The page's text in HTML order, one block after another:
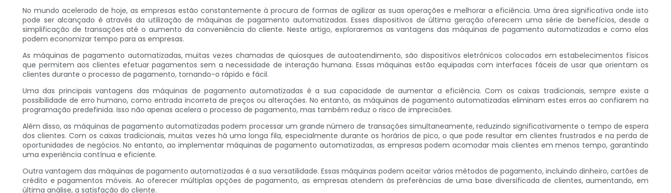
No mundo acelerado de hoje, as empresas estão constantemente à procura de formas de agilizar as suas operações e melhorar a eficiência. Uma área significativa onde isto
pode ser alcançado é através da utilização de máquinas de pagamento automatizadas. Esses dispositivos de última geração oferecem uma série de benefícios, desde a
simplificação de transações até o aumento da conveniência do cliente. Neste artigo, exploraremos as vantagens das máquinas de pagamento automatizadas e como elas
podem economizar tempo para as empresas.
As máquinas de pagamento automatizadas, muitas vezes chamadas de quiosques de autoatendimento, são dispositivos eletrônicos colocados em estabelecimentos físicos
que permitem aos clientes efetuar pagamentos sem a necessidade de interação humana. Essas máquinas estão equipadas com interfaces fáceis de usar que orientam os
clientes durante o processo de pagamento, tornando-o rápido e fácil.
Uma das principais vantagens das máquinas de pagamento automatizadas é a sua capacidade de aumentar a eficiência. Com os caixas tradicionais, sempre existe a
possibilidade de erro humano, como entrada incorreta de preços ou alterações. No entanto, as máquinas de pagamento automatizadas eliminam estes erros ao confiarem na
programação predefinida. Isso não apenas acelera o processo de pagamento, mas também reduz o risco de imprecisões.
Além disso, as máquinas de pagamento automatizadas podem processar um grande número de transações simultaneamente, reduzindo significativamente o tempo de espera
dos clientes. Com os caixas tradicionais, muitas vezes há uma longa fila, especialmente durante os horários de pico, o que pode resultar em clientes frustrados e na perda de
oportunidades de negócios. No entanto, ao implementar máquinas de pagamento automatizadas, as empresas podem acomodar mais clientes em menos tempo, garantindo
uma experiência contínua e eficiente.
Outra vantagem das máquinas de pagamento automatizadas é a sua versatilidade. Essas máquinas podem aceitar vários métodos de pagamento, incluindo dinheiro, cartões de
crédito e pagamentos móveis. Ao oferecer múltiplas opções de pagamento, as empresas atendem às preferências de uma base diversificada de clientes, aumentando, em
última análise, a satisfação do cliente.